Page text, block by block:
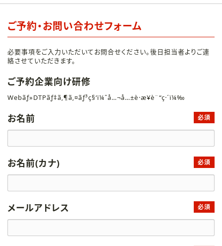
ご予約・お問い合わせフォーム
必要事項をご入力いただいてお問合せください。後日担当者よりご連
絡させていただきます。
ご予約企業向け研修
Webãƒ»DTPãƒ‡ã‚¶ã‚¤ãƒ³ç§‘ï¼ˆå…¬å…±è·æ¥­è¨“ç·´ï¼‰
お名前 必須
お名前(カナ) 必須
メールアドレス 必須